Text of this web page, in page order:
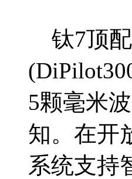
钛7顶配
5颗毫米
知。在开
系统支持